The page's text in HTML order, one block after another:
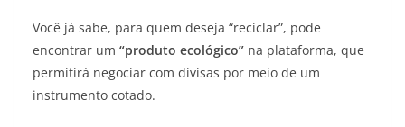
Você já sabe, para quem deseja “reciclar”, pode
encontrar um “produto ecológico” na plataforma, que
permitirá negociar com divisas por meio de um
instrumento cotado.